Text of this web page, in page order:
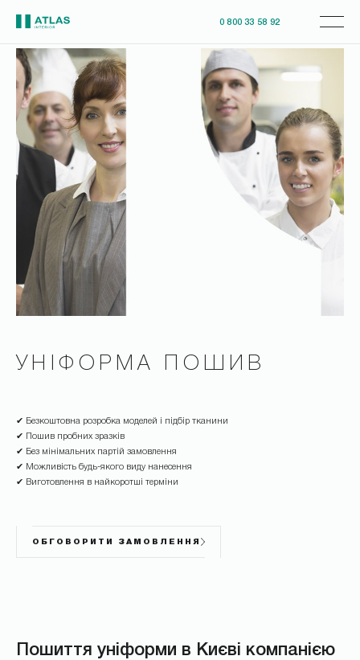
0 800 33 58 92
УНІФОРМА ПОШИВ
✔ Безкоштовна розробка моделей і підбір тканини
✔ Пошив пробних зразків
✔ Без мінімальних партій замовлення
✔ Можливість будь-якого виду нанесення
✔ Виготовлення в найкоротші терміни
ОБГОВОРИТИ ЗАМОВЛЕННЯ
Пошиття уніформи в Києві компанією